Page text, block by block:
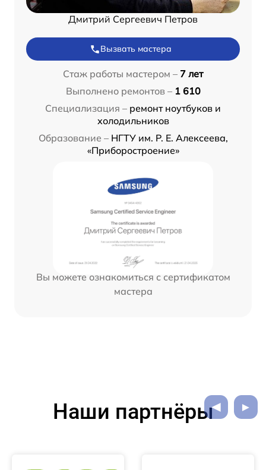
Дмитрий Сергеевич Петров
Вызвать мастера
Стаж работы мастером – 7 лет
Выполнено ремонтов – 1 610
Специализация – ремонт ноутбуков и
холодильников
Образование – НГТУ им. Р. Е. Алексеева,
«Приборостроение»
Вы можете ознакомиться с сертификатом
мастера
Наши партнёры